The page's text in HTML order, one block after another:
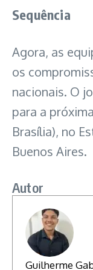
Sequência
Agora, as
os
nacionais. O
para a
Brasília), no
Buenos Aires.
Autor
Guilherme